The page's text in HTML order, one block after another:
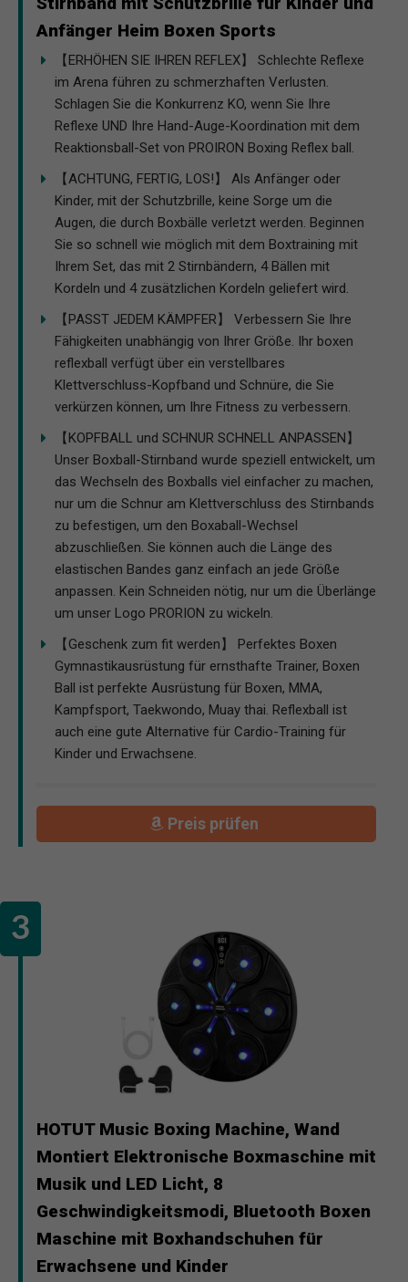
Anfänger Heim Boxen Sports
【ERHÖHEN SIE IHREN REFLEX】 Schlechte Reflexe
im Arena führen zu schmerzhaften Verlusten.
Schlagen Sie die Konkurrenz KO, wenn Sie Ihre
Reflexe UND Ihre Hand-Auge-Koordination mit dem
Reaktionsball-Set von PROIRON Boxing Reflex ball.
【ACHTUNG, FERTIG, LOS!】 Als Anfänger oder
Kinder, mit der Schutzbrille, keine Sorge um die
Augen, die durch Boxbälle verletzt werden. Beginnen
Sie so schnell wie möglich mit dem Boxtraining mit
Ihrem Set, das mit 2 Stirnbändern, 4 Bällen mit
Kordeln und 4 zusätzlichen Kordeln geliefert wird.
【PASST JEDEM KÄMPFER】 Verbessern Sie Ihre
Fähigkeiten unabhängig von Ihrer Größe. Ihr boxen
reflexball verfügt über ein verstellbares
Klettverschluss-Kopfband und Schnüre, die Sie
verkürzen können, um Ihre Fitness zu verbessern.
【KOPFBALL und SCHNUR SCHNELL ANPASSEN】
Unser Boxball-Stirnband wurde speziell entwickelt, um
das Wechseln des Boxballs viel einfacher zu machen,
nur um die Schnur am Klettverschluss des Stirnbands
zu befestigen, um den Boxaball-Wechsel
abzuschließen. Sie können auch die Länge des
elastischen Bandes ganz einfach an jede Größe
anpassen. Kein Schneiden nötig, nur um die Überlänge
um unser Logo PRORION zu wickeln.
【Geschenk zum fit werden】 Perfektes Boxen
Gymnastikausrüstung für ernsthafte Trainer, Boxen
Ball ist perfekte Ausrüstung für Boxen, MMA,
Kampfsport, Taekwondo, Muay thai. Reflexball ist
auch eine gute Alternative für Cardio-Training für
Kinder und Erwachsene.
Preis prüfen
HOTUT Music Boxing Machine, Wand
Montiert Elektronische Boxmaschine mit
Musik und LED Licht, 8
Geschwindigkeitsmodi, Bluetooth Boxen
Maschine mit Boxhandschuhen für
Erwachsene und Kinder